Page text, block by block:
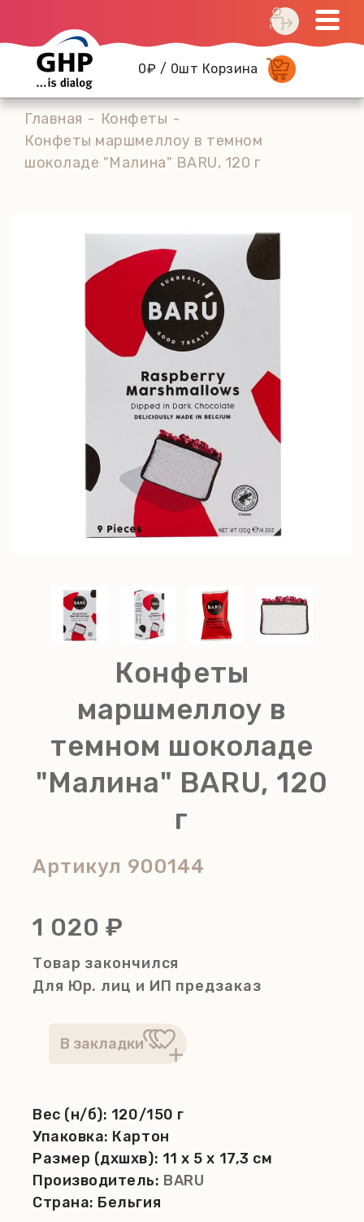
0₽ / 0шт Корзина
Главная
Конфеты
Конфеты маршмеллоу в темном
шоколаде "Малина" BARU, 120 г
Конфеты
маршмеллоу в
темном шоколаде
"Малина" BARU, 120
г
Артикул 900144
1 020 ₽
Товар закончился
Для Юр. лиц и ИП предзаказ
Вес (н/б): 120/150 г
Упаковка: Картон
Размер (дхшхв): 11 x 5 x 17,3 см
Производитель: BARU
Страна: Бельгия